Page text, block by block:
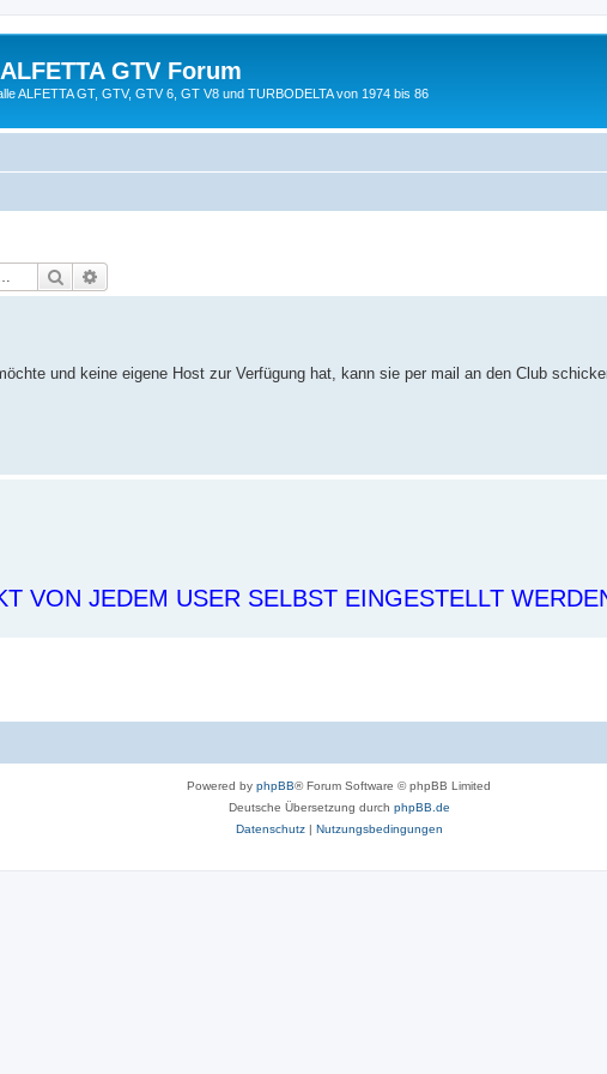
GTV Forum
ALFETTA GT, GTV, GTV 6, GT V8 und TURBODELTA von 1974 bis 86
Suche
und keine eigene Host zur Verfügung hat, kann sie per mail an den Club
VON JEDEM USER SELBST EINGESTELLT
Powered by phpBB® Forum Software © phpBB Limited
Deutsche Übersetzung durch phpBB.de
Datenschutz| Nutzungsbedingungen